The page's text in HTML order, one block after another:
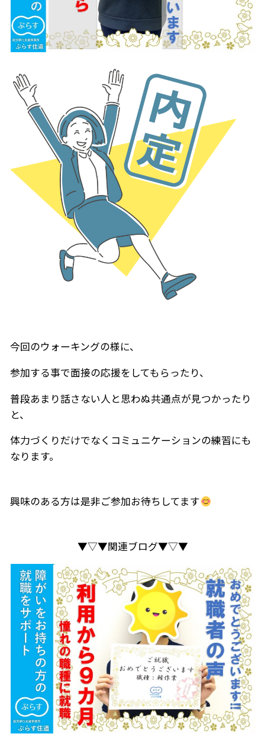
今回のウォーキングの様に、
参加する事で面接の応援をしてもらったり、
普段あまり話さない人と思わぬ共通点が見つかったり
と、
体力づくりだけでなくコミュニケーションの練習にも
なります。
興味のある方は是非ご参加お待ちしてます
▼▽▼関連ブログ▼▽▼